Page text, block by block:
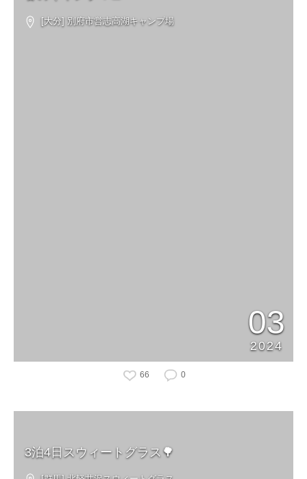
[大分] 別府市営志高湖キャンプ場
03
2024
66 0
3泊4日スウィートグラス🌳